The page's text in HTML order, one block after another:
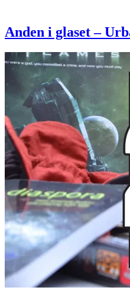
Anden i glaset –